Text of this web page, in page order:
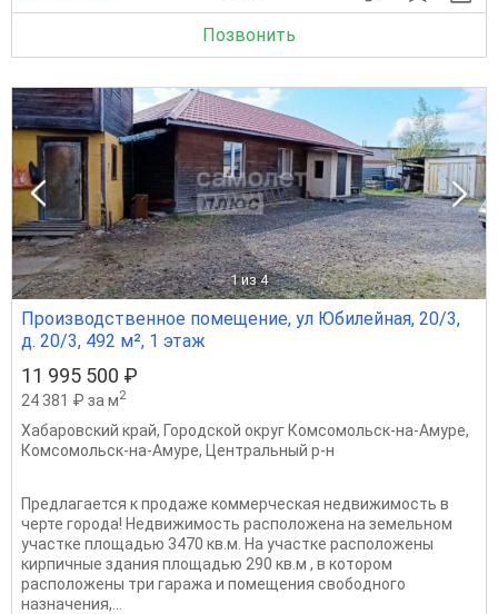
Позвонить
1 из 4
Производственное помещение, ул Юбилейная, 20/3,
д. 20/3, 492 м², 1 этаж
11 995 500 ₽
24 381 ₽ за м2
Хабаровский край, Городской округ Комсомольск-на-Амуре,
Комсомольск-на-Амуре, Центральный р-н
Предлагается к продаже коммерческая недвижимость в
черте города! Недвижимость расположена на земельном
участке площадью 3470 кв.м. На участке расположены
кирпичные здания площадью 290 кв.м , в котором
расположены три гаража и помещения свободного
назначения,...